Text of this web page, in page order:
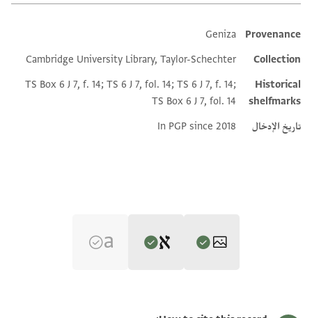
Additional metadata
Provenance
Geniza
Collection
Cambridge University Library, Taylor-Schechter
Historical
shelfmarks
TS Box 6 J 7, f. 14; TS 6 J 7, fol. 14; TS 6 J 7, f. 14;
TS Box 6 J 7, fol. 14
تاريخ الإدخال
In PGP since 2018